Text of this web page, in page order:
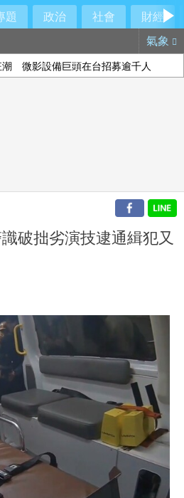
題 政治 社會
財經
氣象
潮 微影設備巨頭在台招募逾千人
破拙劣演技逮通緝犯又